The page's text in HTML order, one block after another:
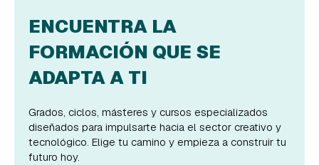
ENCUENTRA LA
FORMACIÓN QUE SE
ADAPTA A TI
Grados, ciclos, másteres y cursos especializados
diseñados para impulsarte hacia el sector creativo y
tecnológico. Elige tu camino y empieza a construir tu
futuro hoy.